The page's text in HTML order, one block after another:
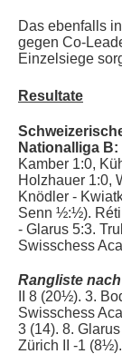
Das ebenfalls
gegen Co-
Einzelsiege
Resultate
Nationalliga B:
Kamber 1:0,
Holzhauer 1:0,
Knödler -
Senn ½:½). Réti
- Glarus 5:3.
Swisschess
Rangliste
II 8 (20½). 3.
Swisschess
3 (14). 8.
Zürich II -1 (8½).